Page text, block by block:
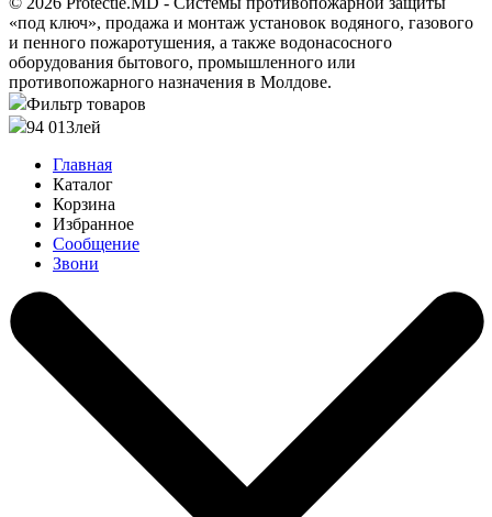
«под ключ», продажа и монтаж установок водяного, газового
и пенного пожаротушения, а также водонасосного
оборудования бытового, промышленного или
противопожарного назначения в Молдове.
Фильтр товаров
94 013лей
Главная
Каталог
Корзина
Избранное
Сообщение
Звони